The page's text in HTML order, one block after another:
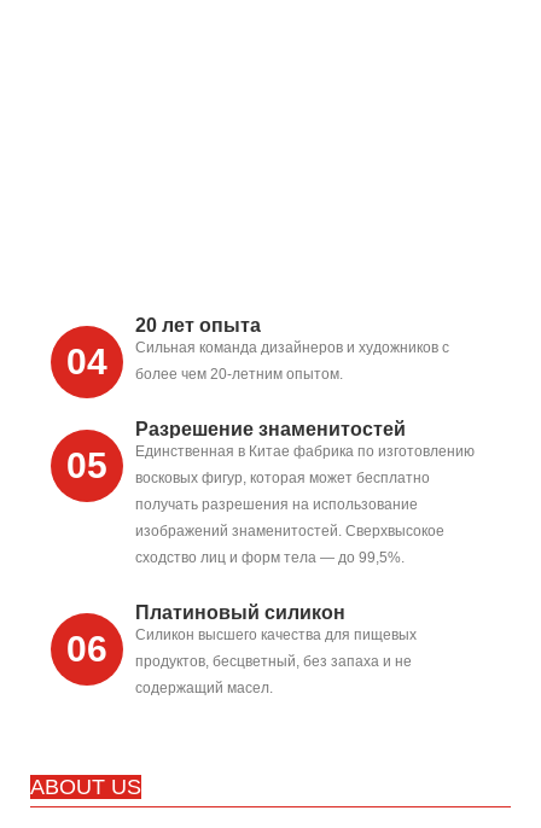
04
20 лет опыта
Сильная команда дизайнеров и художников с
более чем 20-летним опытом.
05
Разрешение знаменитостей
Единственная в Китае фабрика по изготовлению
восковых фигур, которая может бесплатно
получать разрешения на использование
изображений знаменитостей. Сверхвысокое
сходство лиц и форм тела — до 99,5%.
06
Платиновый силикон
Силикон высшего качества для пищевых
продуктов, бесцветный, без запаха и не
содержащий масел.
ABOUT US